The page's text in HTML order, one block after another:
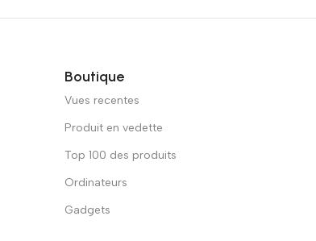
Boutique
Vues recentes
Produit en vedette
Top 100 des produits
Ordinateurs
Gadgets